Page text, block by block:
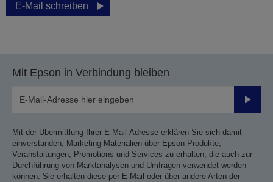
E-Mail schreiben
Mit Epson in Verbindung bleiben
Mit der Übermittlung Ihrer E-Mail-Adresse erklären Sie sich damit
einverstanden, Marketing-Materialien über Epson Produkte,
Veranstaltungen, Promotions und Services zu erhalten, die auch zur
Durchführung von Marktanalysen und Umfragen verwendet werden
können. Sie erhalten diese per E-Mail oder über andere Arten der